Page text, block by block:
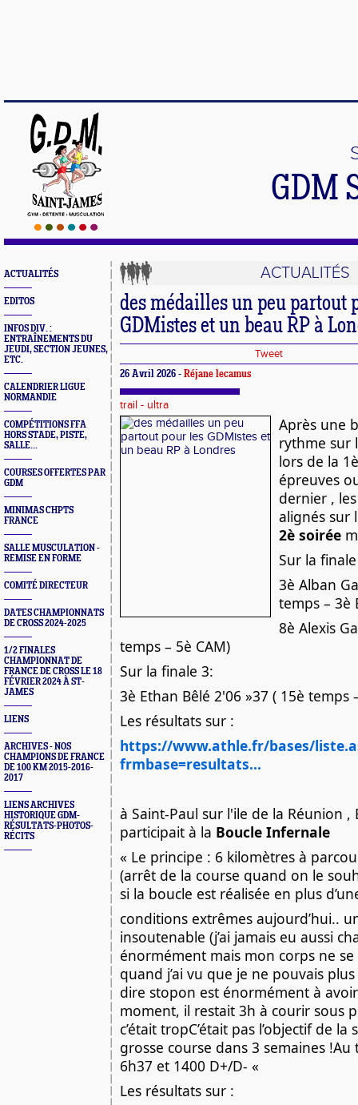
GDM
ACTUALITÉS
EDITOS
INFOS DIV. :
ENTRAÎNEMENTS DU
JEUDI, SECTION JEUNES,
ETC.
CALENDRIER LIGUE
NORMANDIE
COMPÉTITIONS FFA
HORS STADE, PISTE,
SALLE...
COURSES OFFERTES PAR
GDM
MINIMAS CHPTS
FRANCE
SALLE MUSCULATION -
REMISE EN FORME
COMITÉ DIRECTEUR
DATES CHAMPIONNATS
DE CROSS 2024-2025
1/2 FINALES
CHAMPIONNAT DE
FRANCE DE CROSS LE 18
FÉVRIER 2024 À ST-
JAMES
LIENS
ARCHIVES - NOS
CHAMPIONS DE FRANCE
DE 100 KM 2015-2016-
2017
LIENS ARCHIVES
HISTORIQUE GDM-
RÉSULTATS-PHOTOS-
RÉCITS
ACTUALITÉS
des médailles un peu partout
GDMistes et un beau RP à
Tweet
26 Avril 2026 - Réjane lecamus
trail - ultra
Après une
rythme sur
lors de la
épreuves
dernier ,
alignés sur
2è soirée
Sur la
3è Alban
temps – 3è
8è Alexis
temps – 5è CAM)
Sur la finale 3:
3è Ethan Bêlé 2'06 »37 ( 15è temps
Les résultats sur :
https://www.athle.fr/bases/
frmbase=resultats...
à Saint-Paul sur l'ile de la Réunion ,
participait à la Boucle Infernale
« Le principe : 6 kilomètres à
(arrêt de la course quand on le
si la boucle est réalisée en plus
conditions extrêmes aujourd’hui..
insoutenable (j’ai jamais eu aussi
énormément mais mon corps ne
quand j’ai vu que je ne pouvais
dire stopon est énormément à
moment, il restait 3h à courir sous
c’était tropC’était pas l’objectif de la
grosse course dans 3 semaines
6h37 et 1400 D+/D- «
Les résultats sur :